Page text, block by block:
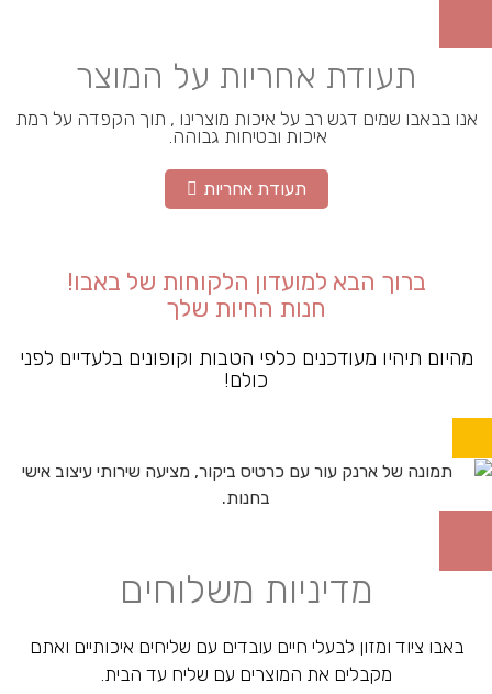
תעודת אחריות על המוצר
אנו בבאבו שמים דגש רב על איכות מוצרינו , תוך הקפדה על רמת
איכות ובטיחות גבוהה.
תעודת אחריות
ברוך הבא למועדון הלקוחות של באבו!
חנות החיות שלך
מהיום תיהיו מעודכנים כלפי הטבות וקופונים בלעדיים לפני
כולם!
מדיניות משלוחים
באבו ציוד ומזון לבעלי חיים עובדים עם שליחים איכותיים ואתם
מקבלים את המוצרים עם שליח עד הבית.